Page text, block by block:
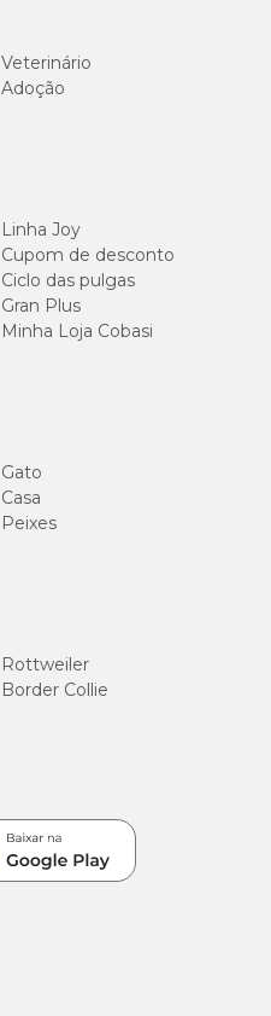
Veterinário
Adoção
Linha Joy
Cupom de desconto
Ciclo das pulgas
Gran Plus
Minha Loja Cobasi
Gato
Casa
Peixes
Rottweiler
Border Collie